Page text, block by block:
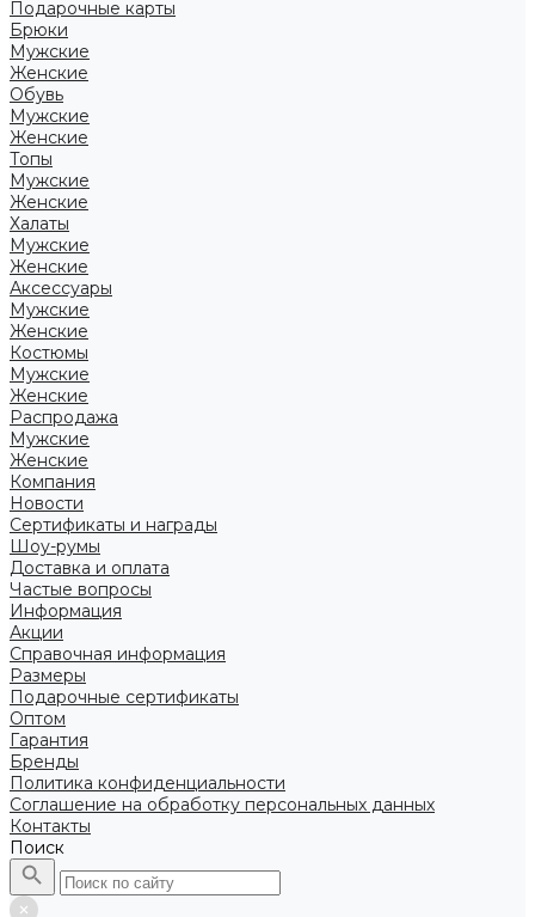
Подарочные карты
Брюки
Мужские
Женские
Обувь
Мужские
Женские
Топы
Мужские
Женские
Халаты
Мужские
Женские
Аксессуары
Мужские
Женские
Костюмы
Мужские
Женские
Распродажа
Мужские
Женские
Компания
Новости
Сертификаты и награды
Шоу-румы
Доставка и оплата
Частые вопросы
Информация
Акции
Справочная информация
Размеры
Подарочные сертификаты
Оптом
Гарантия
Бренды
Политика конфиденциальности
Соглашение на обработку персональных данных
Контакты
Поиск